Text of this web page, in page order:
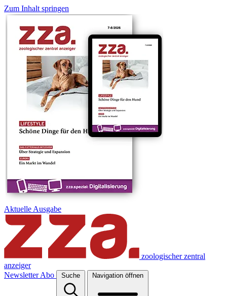
Zum Inhalt springen
Aktuelle Ausgabe
zoologischer zentral
anzeiger
Newsletter Abo Suche Navigation öffnen